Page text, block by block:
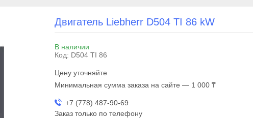
Двигатель Liebherr D504 TI 86 kW
В наличии
Код: D504 TI 86
Цену уточняйте
Минимальная сумма заказа на сайте — 1 000 ₸
+7 (778) 487-90-69
Заказ только по телефону